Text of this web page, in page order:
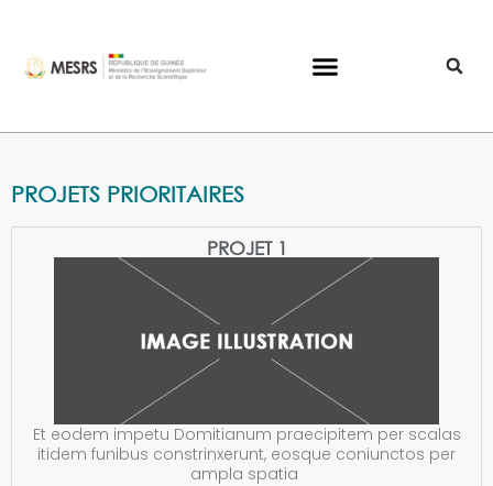
PROJETS PRIORITAIRES
PROJET 1
Et eodem impetu Domitianum praecipitem per scalas
itidem funibus constrinxerunt, eosque coniunctos per
ampla spatia